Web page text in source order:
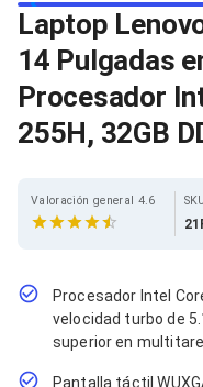
Cables de Audio /
Cables de Audio /
Cables de Audio /
Cables de Audio /
Cables de Energía
Cables de Poder
Cables de Poder
Cables Fibra Óptica
Cables SFP+
Jacks de Red
Conectores
Tapas y Cajas
Laptop
14 Pulgadas
Procesador
255H, 32GB
Valoración general 4.6 SKU
Procesador Intel
velocidad turbo de
superior en
Pantalla táctil